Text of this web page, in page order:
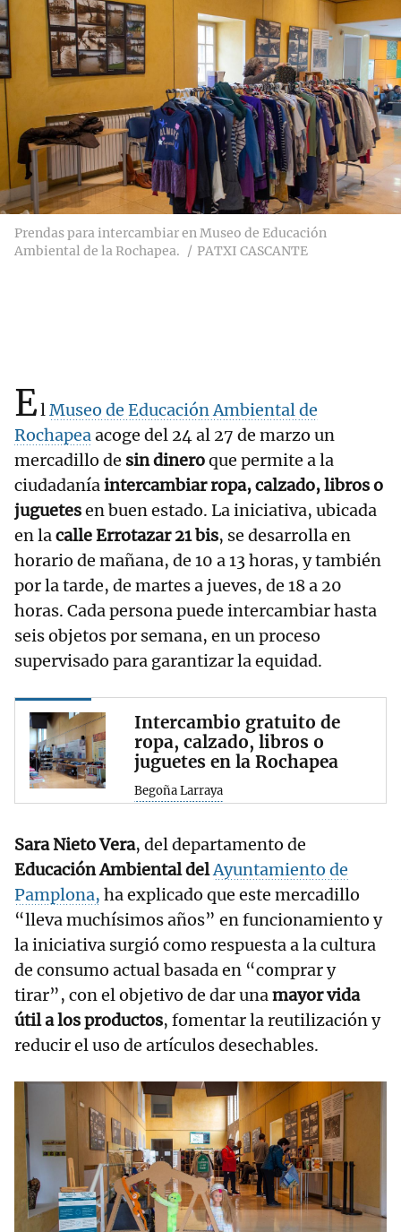
Prendas para intercambiar en Museo de Educación
Ambiental de la Rochapea.
PATXI CASCANTE
ElMuseo de Educación Ambiental de
Rochapeaacoge del 24 al 27 de marzo un
mercadillo de sin dineroque permite a la
ciudadaníaintercambiar ropa, calzado, libros o
juguetesen buen estado. La iniciativa, ubicada
en lacalle Errotazar 21 bis, se desarrolla en
horario de mañana, de 10 a 13 horas, y también
por la tarde, de martes a jueves, de 18 a 20
horas. Cada persona puede intercambiar hasta
seis objetos por semana, en un proceso
supervisado para garantizar la equidad.
Intercambio gratuito de
ropa, calzado, libros o
juguetes en la Rochapea
Begoña Larraya
Sara Nieto Vera, del departamento de
Educación Ambiental delAyuntamiento de
Pamplona, ha explicado que este mercadillo
“lleva muchísimos años” en funcionamiento y
la iniciativa surgió como respuesta a la cultura
de consumo actual basada en “comprar y
tirar”, con el objetivo de dar unamayor vida
útil a los productos, fomentar la reutilización y
reducir el uso de artículos desechables.